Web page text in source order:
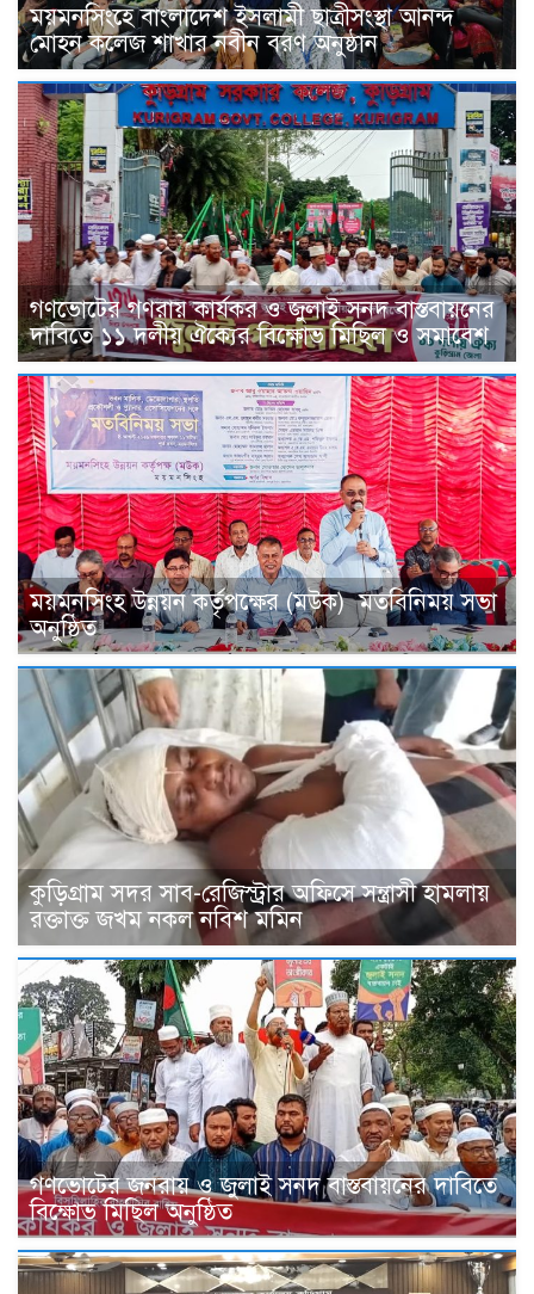
ময়মনসিংহে বাংলাদেশ ইসলামী ছাত্রীসংস্থা আনন্দ
মোহন কলেজ শাখার নবীন বরণ অনুষ্ঠান
গণভোটের গণরায় কার্যকর ও জুলাই সনদ বাস্তবায়নের
দাবিতে ১১ দলীয় ঐক্যের বিক্ষোভ মিছিল ও সমাবেশ
ময়মনসিংহ উন্নয়ন কর্তৃপক্ষের (মউক) মতবিনিময় সভা
অনুষ্ঠিত
কুড়িগ্রাম সদর সাব-রেজিস্ট্রার অফিসে সন্ত্রাসী হামলায়
রক্তাক্ত জখম নকল নবিশ মমিন
গণভোটের জনরায় ও জুলাই সনদ বাস্তবায়নের দাবিতে
বিক্ষোভ মিছিল অনুষ্ঠিত